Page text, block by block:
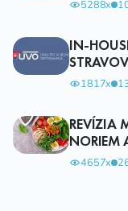
5288x
IN-
1817x
REVÍZIA
NORIEM
4657x